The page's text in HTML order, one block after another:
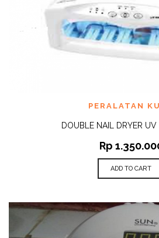
PERALATAN
DOUBLE NAIL DRYER
Rp
ADD TO CART